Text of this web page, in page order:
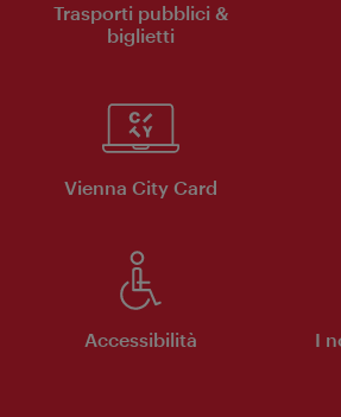
Trasporti pubblici &
biglietti
Vienna City Card
Accessibilità I